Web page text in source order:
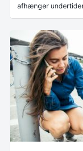
afhænger